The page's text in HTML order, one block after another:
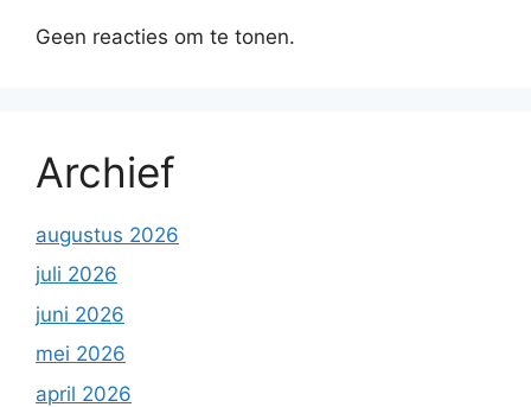
Geen reacties om te tonen.
Archief
augustus 2026
juli 2026
juni 2026
mei 2026
april 2026